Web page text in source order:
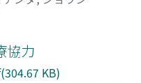
協力
KB)